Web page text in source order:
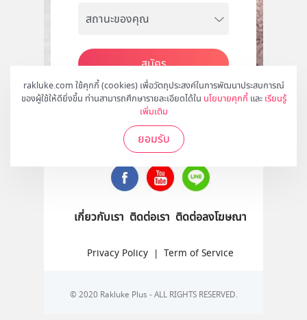
rakluke.com ใช้คุกกี้ (cookies) เพื่อวัตถุประสงค์ในการพัฒนาประสบการณ์
ของผู้ใช้ให้ดียิ่งขึ้น ท่านสามารถศึกษารายละเอียดได้ใน นโยบายคุกกี้ และ เรียนรู้
เพิ่มเติม
ยอมรับ
สมัคร
ติดตามเราได้ที่
เกี่ยวกับเรา ติดต่อเรา ติดต่อลงโฆษณา
Privacy Policy | Term of Service
© 2020 Rakluke Plus - ALL RIGHTS RESERVED.